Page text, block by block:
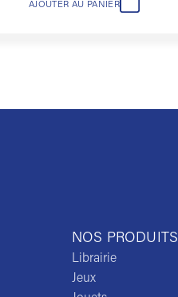
AJOUTER AU PANIER
NOS PRODUITS
Librairie
Jeux